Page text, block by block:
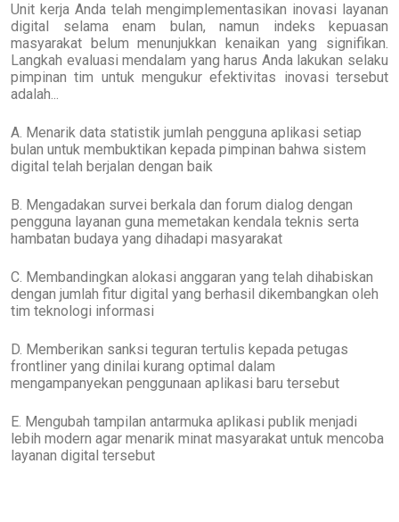
Unit kerja Anda telah mengimplementasikan inovasi layanan
digital selama enam bulan, namun indeks kepuasan
masyarakat belum menunjukkan kenaikan yang signifikan.
Langkah evaluasi mendalam yang harus Anda lakukan selaku
pimpinan tim untuk mengukur efektivitas inovasi tersebut
adalah...
A. Menarik data statistik jumlah pengguna aplikasi setiap
bulan untuk membuktikan kepada pimpinan bahwa sistem
digital telah berjalan dengan baik
B. Mengadakan survei berkala dan forum dialog dengan
pengguna layanan guna memetakan kendala teknis serta
hambatan budaya yang dihadapi masyarakat
C. Membandingkan alokasi anggaran yang telah dihabiskan
dengan jumlah fitur digital yang berhasil dikembangkan oleh
tim teknologi informasi
D. Memberikan sanksi teguran tertulis kepada petugas
frontliner yang dinilai kurang optimal dalam
mengampanyekan penggunaan aplikasi baru tersebut
E. Mengubah tampilan antarmuka aplikasi publik menjadi
lebih modern agar menarik minat masyarakat untuk mencoba
layanan digital tersebut